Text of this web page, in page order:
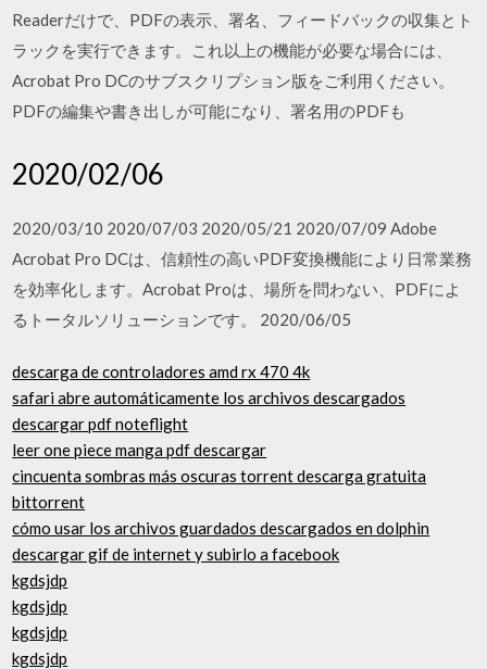
Readerだけで、PDFの表示、署名、フィードバックの収集とト
ラックを実行できます。これ以上の機能が必要な場合には、
Acrobat Pro DCのサブスクリプション版をご利用ください。
PDFの編集や書き出しが可能になり、署名用のPDFも
2020/02/06
2020/03/10 2020/07/03 2020/05/21 2020/07/09 Adobe
Acrobat Pro DCは、信頼性の高いPDF変換機能により日常業務
を効率化します。Acrobat Proは、場所を問わない、PDFによ
るトータルソリューションです。 2020/06/05
descarga de controladores amd rx 470 4k
safari abre automáticamente los archivos descargados
descargar pdf noteflight
leer one piece manga pdf descargar
cincuenta sombras más oscuras torrent descarga gratuita
bittorrent
cómo usar los archivos guardados descargados en dolphin
descargar gif de internet y subirlo a facebook
kgdsjdp
kgdsjdp
kgdsjdp
kgdsjdp